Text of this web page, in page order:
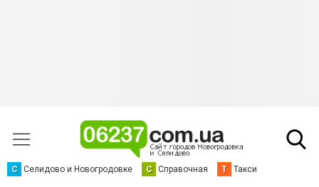
С Селидово и Новогродовке С Справочная Т Такси